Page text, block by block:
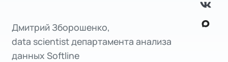
Дмитрий Зборошенко,
data scientist департамента анализа
данных Softline